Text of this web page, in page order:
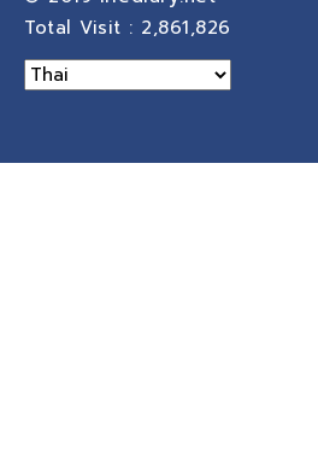
Total Visit : 2,861,826